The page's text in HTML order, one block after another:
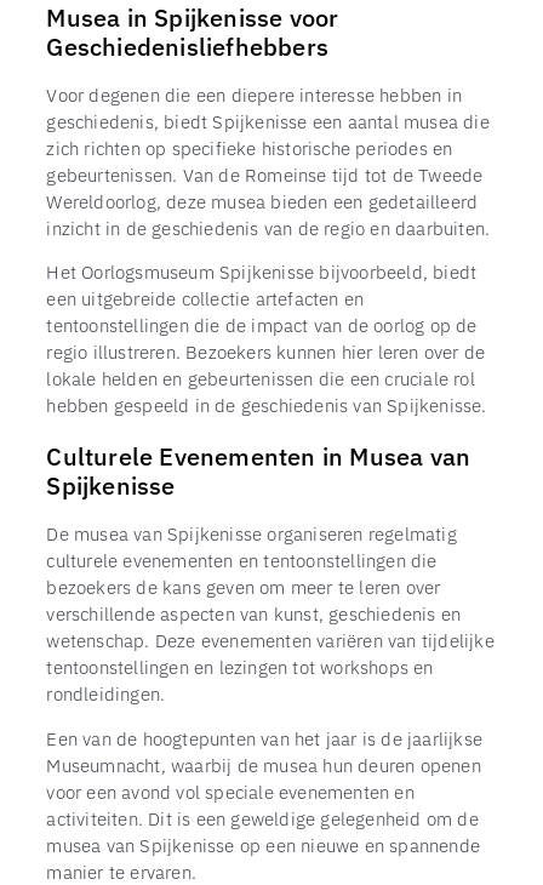
Musea in Spijkenisse voor
Geschiedenisliefhebbers
Voor degenen die een diepere interesse hebben in
geschiedenis, biedt Spijkenisse een aantal musea die
zich richten op specifieke historische periodes en
gebeurtenissen. Van de Romeinse tijd tot de Tweede
Wereldoorlog, deze musea bieden een gedetailleerd
inzicht in de geschiedenis van de regio en daarbuiten.
Het Oorlogsmuseum Spijkenisse bijvoorbeeld, biedt
een uitgebreide collectie artefacten en
tentoonstellingen die de impact van de oorlog op de
regio illustreren. Bezoekers kunnen hier leren over de
lokale helden en gebeurtenissen die een cruciale rol
hebben gespeeld in de geschiedenis van Spijkenisse.
Culturele Evenementen in Musea van
Spijkenisse
De musea van Spijkenisse organiseren regelmatig
culturele evenementen en tentoonstellingen die
bezoekers de kans geven om meer te leren over
verschillende aspecten van kunst, geschiedenis en
wetenschap. Deze evenementen variëren van tijdelijke
tentoonstellingen en lezingen tot workshops en
rondleidingen.
Een van de hoogtepunten van het jaar is de jaarlijkse
Museumnacht, waarbij de musea hun deuren openen
voor een avond vol speciale evenementen en
activiteiten. Dit is een geweldige gelegenheid om de
musea van Spijkenisse op een nieuwe en spannende
manier te ervaren.